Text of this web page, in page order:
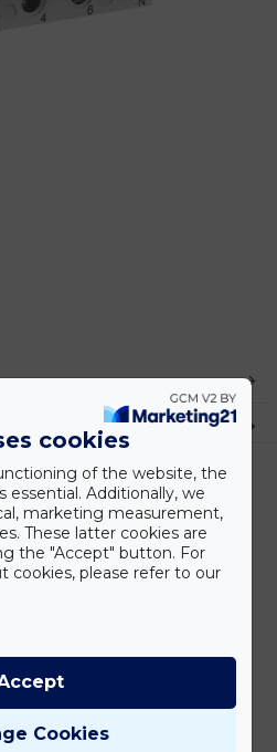
és megadjuk a legjobb gyártói árakat.
akár 24 órán belül megkaphatod!
cookies
of the website, the
essential. Additionally, we
marketing measurement,
These latter cookies are
the "Accept" button. For
cookies, please refer to our
Cookies